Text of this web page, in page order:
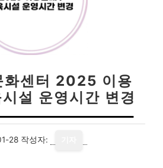
화센터 2025 이용
설 운영시간 변경
28 작성자: